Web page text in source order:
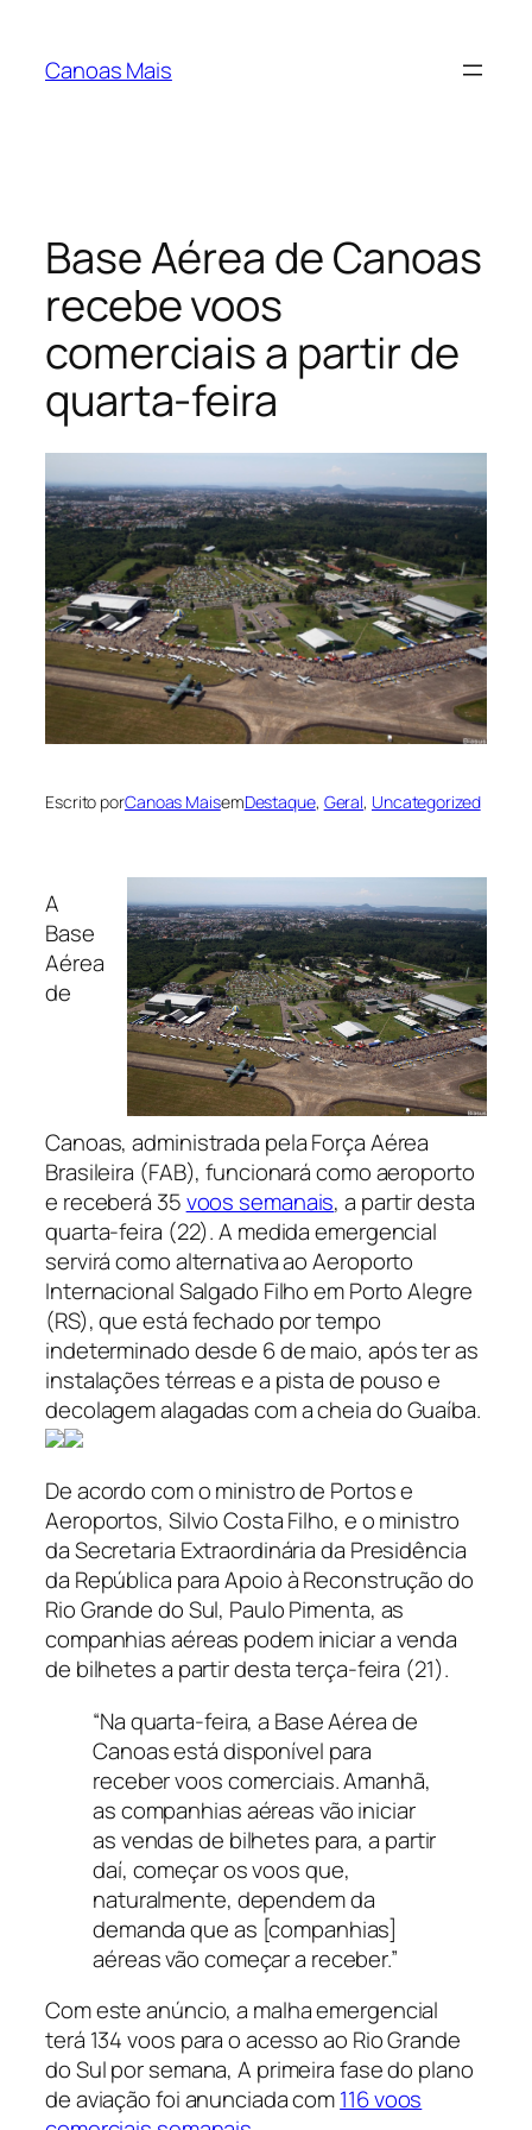
Canoas Mais
Base Aérea de Canoas
recebe voos
comerciais a partir de
quarta-feira
Escrito porCanoas MaisemDestaque, Geral, Uncategorized
A
Base
Aérea
de
Canoas, administrada pela Força Aérea
Brasileira (FAB), funcionará como aeroporto
e receberá 35voos semanais, a partir desta
quarta-feira (22). A medida emergencial
servirá como alternativa ao Aeroporto
Internacional Salgado Filho em Porto Alegre
(RS), que está fechado por tempo
indeterminado desde 6 de maio, após ter as
instalações térreas e a pista de pouso e
decolagem alagadas com a cheia do Guaíba.
De acordo com o ministro de Portos e
Aeroportos, Silvio Costa Filho, e o ministro
da Secretaria Extraordinária da Presidência
da República para Apoio à Reconstrução do
Rio Grande do Sul, Paulo Pimenta, as
companhias aéreas podem iniciar a venda
de bilhetes a partir desta terça-feira (21).
“Na quarta-feira, a Base Aérea de
Canoas está disponível para
receber voos comerciais. Amanhã,
as companhias aéreas vão iniciar
as vendas de bilhetes para, a partir
daí, começar os voos que,
naturalmente, dependem da
demanda que as [companhias]
aéreas vão começar a receber.”
Com este anúncio, a malha emergencial
terá 134 voos para o acesso ao Rio Grande
do Sul por semana, A primeira fase do plano
de aviação foi anunciada com116 voos